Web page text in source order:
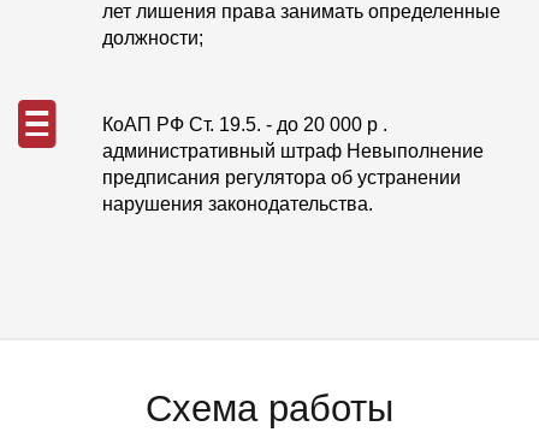
лет лишения права занимать определенные
должности;
КоАП РФ Ст. 19.5. - до 20 000 р .
административный штраф Невыполнение
предписания регулятора об устранении
нарушения законодательства.
Схема работы